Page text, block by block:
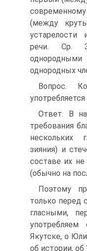
(между
устарелости
речи. Ср.
однородных
Вопрос.
Ответ. В
требования
нескольких
зияния) и
составе их
(обычно на
Поэтому
только перед
гласными,
Якутске, о
об истории, об